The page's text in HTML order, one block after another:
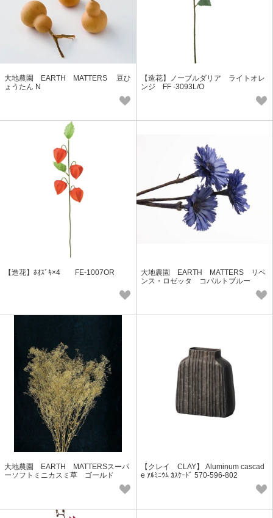
大地農園 EARTH MATTERS 豆ひ
ょうたん N
【造花】ノーブルダリア ライトオレ
ンジ FF -3093L/O
【造花】ﾎｵｽﾞｷ×4 FE-1007OR
大地農園 EARTH MATTERS リペ
ンス・ロゼッタ コバルトブルー
大地農園 EARTH MATTERSスーパ
ーソフトミニカスミ草 ゴールド
【クレイ CLAY】 Aluminum cascad
e ｱﾙﾐﾆｳﾑ ｶｽｹｰﾄﾞ 570-596-802